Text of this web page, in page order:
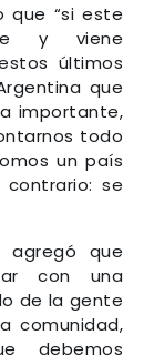
que “si este
y viene
últimos
que
importante,
todo
un país
se
agregó que
con una
de la gente
comunidad,
debemos